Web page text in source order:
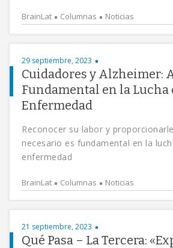
BrainLat Columnas Noticias
29 septiembre, 2023
Cuidadores y Alzheimer:
Fundamental en la Lucha
Enfermedad
Reconocer su labor y
necesario es fundamental en la
enfermedad
BrainLat Columnas Noticias
21 septiembre, 2023
Qué Pasa – La Tercera: